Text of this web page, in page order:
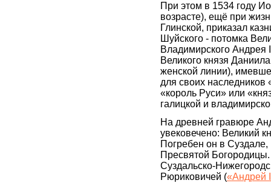
При этом в 1534 году
возрасте), ещё при
Глинской, приказал
Шуйского - потомка
Владимирского Андрея
Великого князя
женской линии),
для своих наследников
«король Руси» или
галицкой и
На древней гравюре
увековечено: Великий
Погребен он в
Пресвятой
Суздальско-
Рюриковичей («Андрей